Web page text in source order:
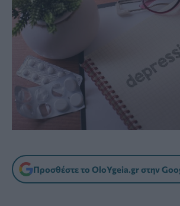
Προσθέστε το OloYgeia.gr στην